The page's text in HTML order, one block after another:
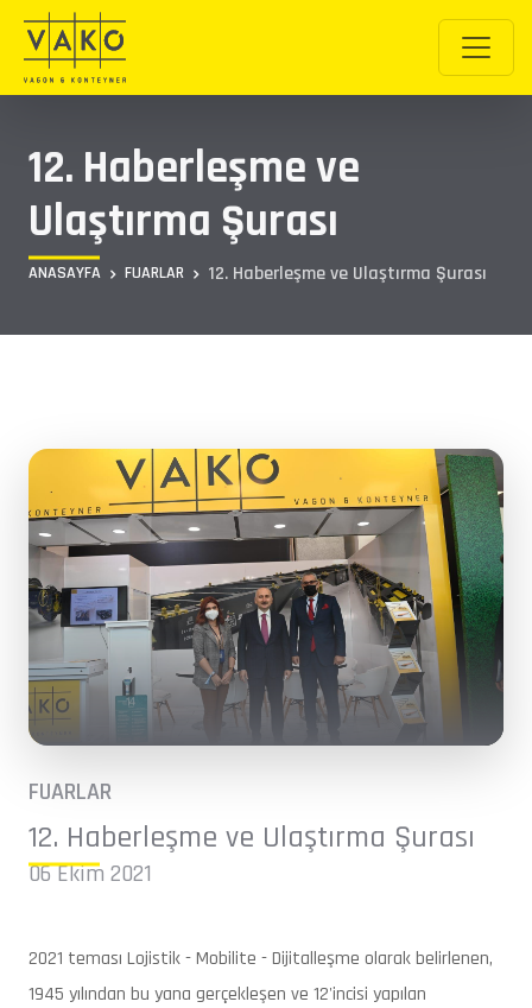
12. Haberleşme ve
Ulaştırma Şurası
ANASAYFA FUARLAR 12. Haberleşme ve Ulaştırma Şurası
FUARLAR
12. Haberleşme ve Ulaştırma Şurası
06 Ekim 2021
2021 teması Lojistik - Mobilite - Dijitalleşme olarak belirlenen,
1945 yılından bu yana gerçekleşen ve 12'incisi yapılan